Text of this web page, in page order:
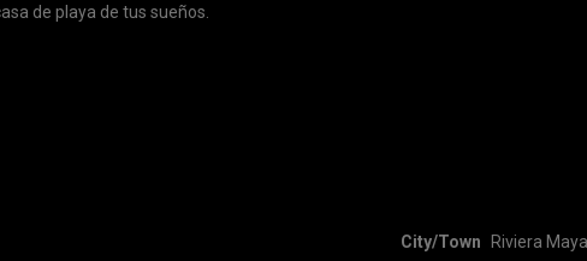
de playa de tus sueños.
City/Town Riviera Maya